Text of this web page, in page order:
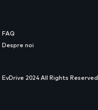
FAQ
Despre noi
EvDrive 2024 All Rights Reserved